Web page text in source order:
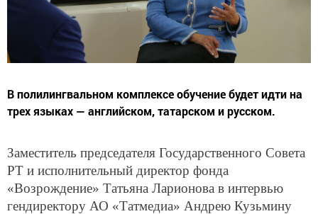
В полилингвальном комплексе обучение будет идти на
трех языках — английском, татарском и русском.
Заместитель председателя Государственного Совета
РТ и исполнительный директор фонда
«Возрождение» Татьяна Ларионова в интервью
гендиректору АО «Татмедиа» Андрею Кузьмину